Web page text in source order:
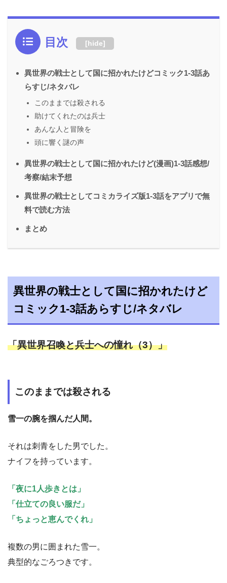
目次 [hide]
異世界の戦士として国に招かれたけどコミック1-3話あ
らすじ/ネタバレ
このままでは殺される
助けてくれたのは兵士
あんな人と冒険を
頭に響く謎の声
異世界の戦士として国に招かれたけど(漫画)1-3話感想/
考察/結末予想
異世界の戦士としてコミカライズ版1-3話をアプリで無
料で読む方法
まとめ
異世界の戦士として国に招かれたけど
コミック1-3話あらすじ/ネタバレ
「異世界召喚と兵士への憧れ（3）」
このままでは殺される
雪一の腕を掴んだ人間。
それは刺青をした男でした。
ナイフを持っています。
「夜に1人歩きとは」
「仕立ての良い服だ」
「ちょっと恵んでくれ」
複数の男に囲まれた雪一。
典型的なごろつきです。